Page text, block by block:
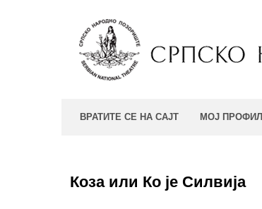
ВРАТИТЕ СЕ НА САЈТ МОЈ ПРОФИЛ
Коза или Ко је Силвија